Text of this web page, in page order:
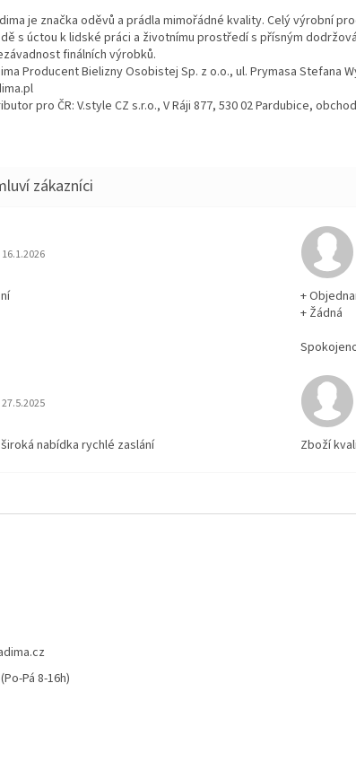
je značka oděvů a prádla mimořádné kvality. Celý výrobní
s úctou k lidské práci a životnímu prostředí s přísným
finálních výrobků.
Producent Bielizny Osobistej Sp. z o.o., ul. Prymasa Stefana
pro ČR: V.style CZ s.r.o., V Ráji 877, 530 02 Pardubice,
Hodnocení obchodu je 5 z 5 hvězdiček.
16.1.2026
+
+ Žádná
Hodnocení obchodu je 5 z 5 hvězdiček.
27.5.2025
nabídka rychlé zaslání Zboží
Pá 8-16h)